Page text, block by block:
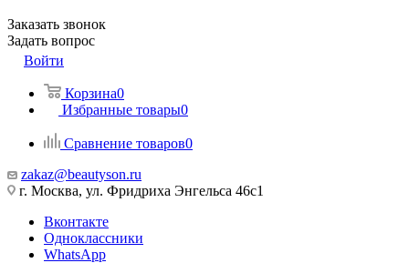
Заказать звонок
Задать вопрос
Войти
Корзина0
Избранные товары0
Сравнение товаров0
zakaz@beautyson.ru
г. Москва, ул. Фридриха Энгельса 46с1
Вконтакте
Одноклассники
WhatsApp